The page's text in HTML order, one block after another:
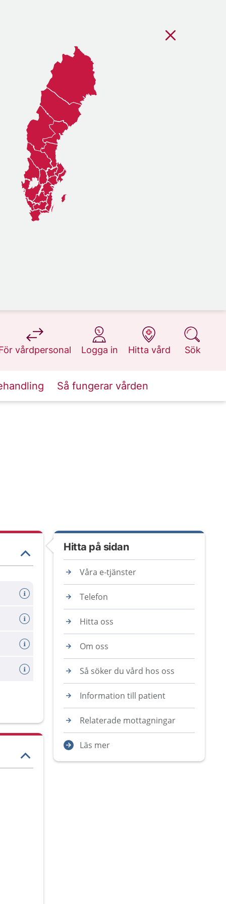
vårdpersonal
på 1177.se
Logga in
på 1177.se
Hitta vård
på 1177.se
Sök
på 1177.se
Så fungerar vården
Hitta på sidan
Våra e-tjänster
Telefon
Hitta oss
Om oss
Så söker du vård hos oss
Information till patient
Relaterade mottagningar
Läs mer